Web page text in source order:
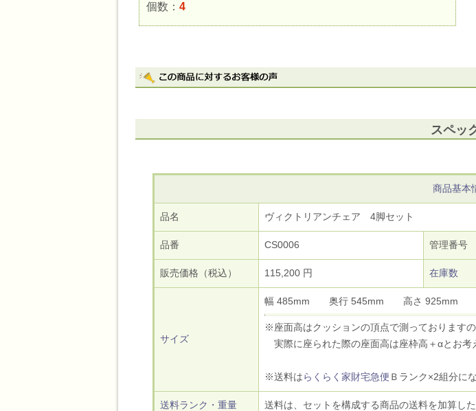
個数： 4
スペッ
商品基本
品名 ヴィクトリアンチェア 4脚セット
品番 CS0006 管理番号
販売価格（税込） 115,200 円 在庫数
サイズ
幅 485mm 奥行 545mm 高さ 925mm
※座面高はクッションの頂点で測っております
実際に座られた際の座面高は座枠高＋αとお考
※送料は らくらく家財宅急便 Ｂランク×2組分に
送料ランク・重量 送料は、セットを構成する商品の送料を加算し